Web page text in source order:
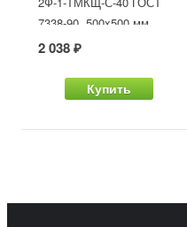
7338-90, 500x500 мм
2 038 ₽
Купить